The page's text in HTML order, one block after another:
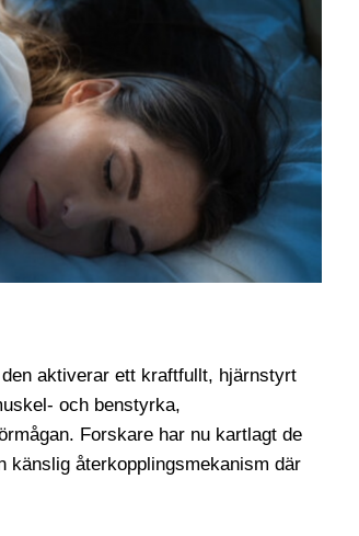
aktiverar ett kraftfullt, hjärnstyrt
och benstyrka,
Forskare har nu kartlagt de
känslig återkopplingsmekanism där